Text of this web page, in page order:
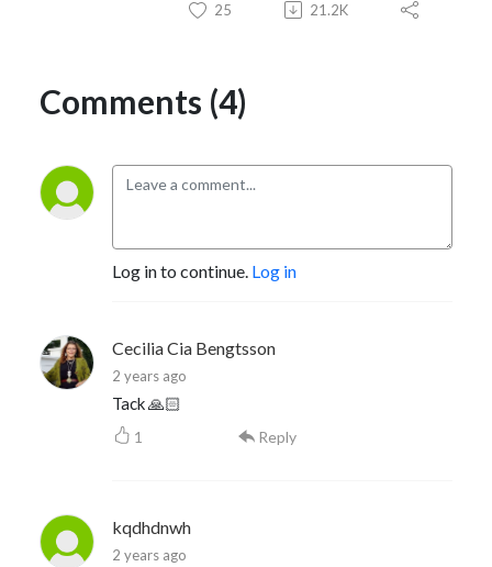
25 21.2K
Comments (4)
Log in to continue. Log in
Cecilia Cia Bengtsson
2 years ago
Tack 🙏🏻
1 Reply
kqdhdnwh
2 years ago